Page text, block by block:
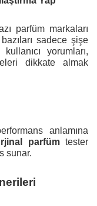
parfüm markaları
sadece şişe
yorumları,
dikkate almak
anlamına
parfümtester
sunar.